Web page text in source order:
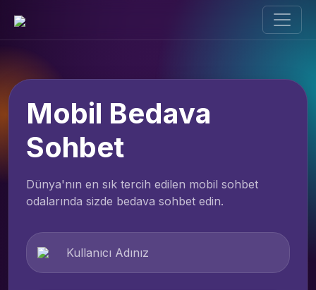
Mobil Bedava
Sohbet
Dünya'nın en sık tercih edilen mobil sohbet
odalarında sizde bedava sohbet edin.